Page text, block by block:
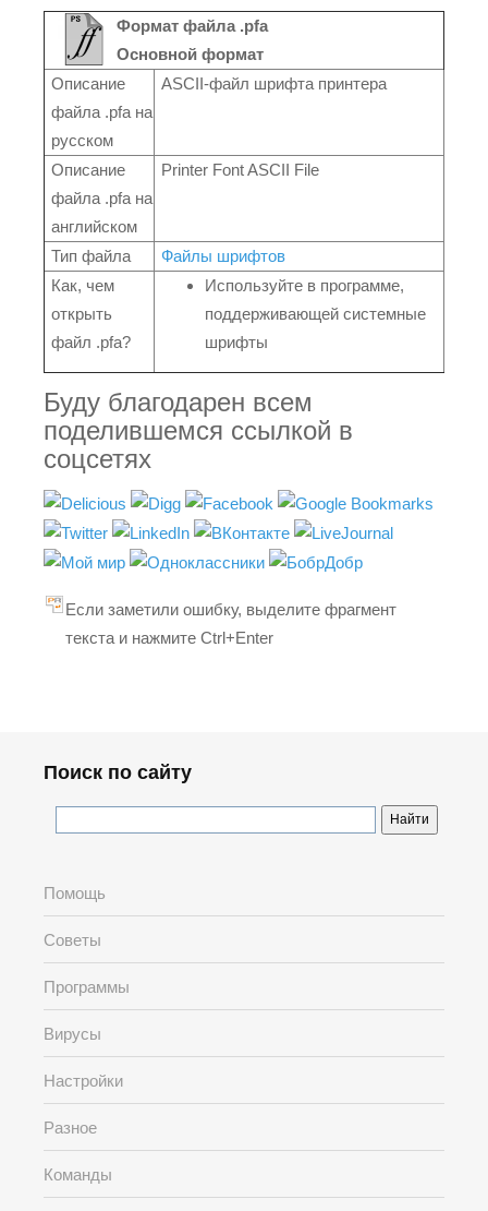
Формат файла .pfa
Основной формат
Описание
файла .pfa на
русском
ASCII-файл шрифта принтера
Описание
файла .pfa на
английском
Printer Font ASCII File
Тип файла
Файлы шрифтов
Как, чем
открыть
файл .pfa?
Используйте в программе,
поддерживающей системные
шрифты
Буду благодарен всем
поделившемся ссылкой в
соцсетях
Если заметили ошибку, выделите фрагмент
текста и нажмите Ctrl+Enter
Поиск по сайту
Помощь
Советы
Программы
Вирусы
Настройки
Разное
Команды